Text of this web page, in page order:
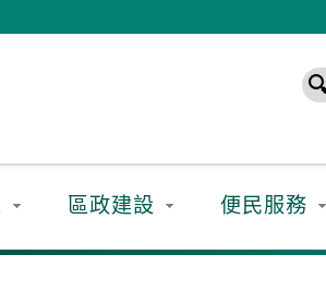
區政建設 便民服務